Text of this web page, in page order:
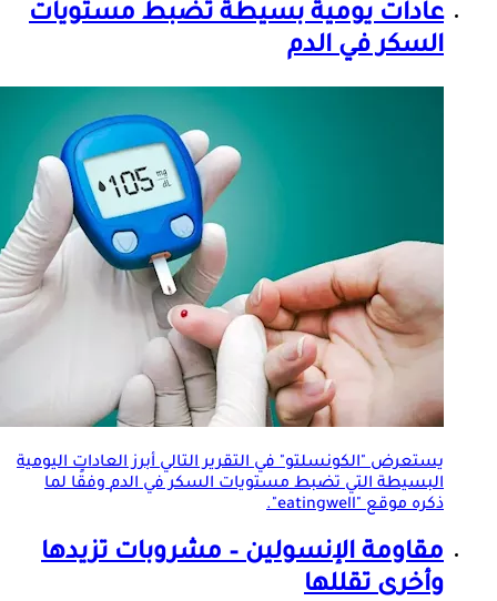
عادات يومية بسيطة تضبط مستويات
السكر في الدم
يستعرض "الكونسلتو" في التقرير التالي أبرز العادات اليومية
البسيطة التي تضبط مستوياتالسكر في الدموفقًا لما
ذكره موقع "eatingwell".
مقاومة الإنسولين – مشروبات تزيدها
وأخرى تقللها